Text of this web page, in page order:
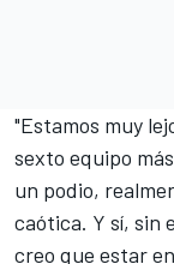
"Estamos muy
sexto equipo
un podio,
caótica. Y sí, sin
creo que estar